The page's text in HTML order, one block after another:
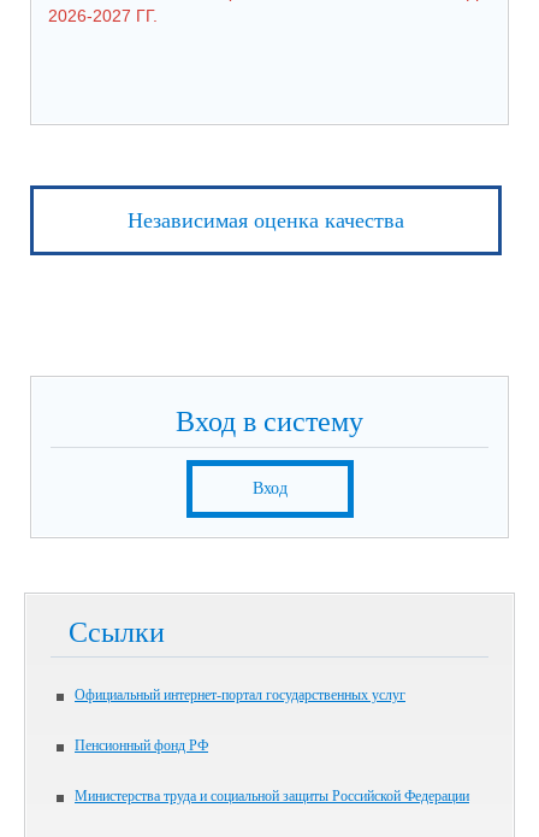
2026-2027 ГГ.
Независимая оценка качества
Вход в систему
Вход
Ссылки
Официальный интернет-портал государственных услуг
Пенсионный фонд РФ
Министерства труда и социальной защиты Российской Федерации